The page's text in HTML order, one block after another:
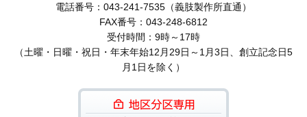
電話番号：043-241-7535（義肢製作所直通）
FAX番号：043-248-6812
受付時間：9時～17時
（土曜・日曜・祝日・年末年始12月29日～1月3日、創立記念日5
月1日を除く）